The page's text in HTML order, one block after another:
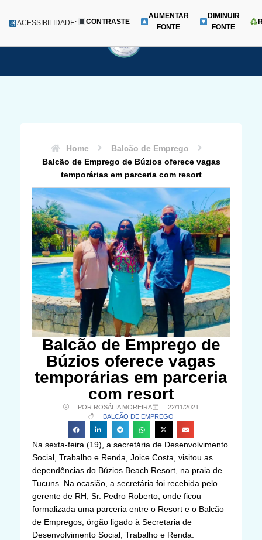
para
Menu
ACESSIBILIDADE: CONTRASTE
AUMENTAR
FONTE
DIMINUIR
FONTE
Home
Balcão de Emprego
Balcão de Emprego de Búzios oferece vagas
temporárias em parceria com resort
Balcão de Emprego de
Búzios oferece vagas
temporárias em parceria
com resort
POR ROSÁLIA MOREIRA
22/11/2021
BALCÃO DE EMPREGO
Na sexta-feira (19), a secretária de Desenvolvimento
Social, Trabalho e Renda, Joice Costa, visitou as
dependências do Búzios Beach Resort, na praia de
Tucuns. Na ocasião, a secretária foi recebida pelo
gerente de RH, Sr. Pedro Roberto, onde ficou
formalizada uma parceria entre o Resort e o Balcão
de Empregos, órgão ligado à Secretaria de
Desenvolvimento Social, Trabalho e Renda.